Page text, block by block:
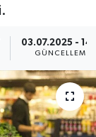
03.07.2025 -
GÜNCELLEME